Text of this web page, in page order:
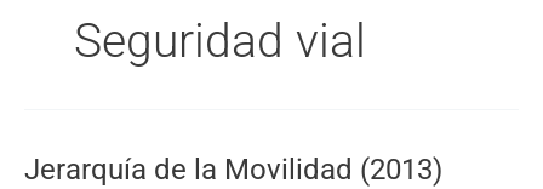
Seguridad vial
Jerarquía de la Movilidad (2013)
Jerarquía